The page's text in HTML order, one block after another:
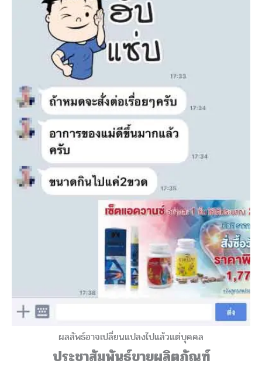
ผลลัพธ์อาจเปลี่ยนแปลงไปแล้วแต่บุคคล
ประชาสัมพันธ์ขายผลิตภัณฑ์